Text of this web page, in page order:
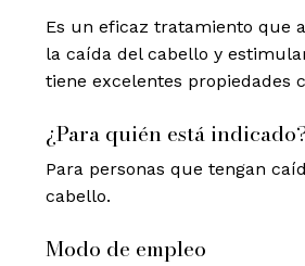
Es un eficaz tratamiento que
la caída del cabello y
tiene excelentes propiedades
¿Para quién está
Para personas que tengan
cabello.
Modo de empleo